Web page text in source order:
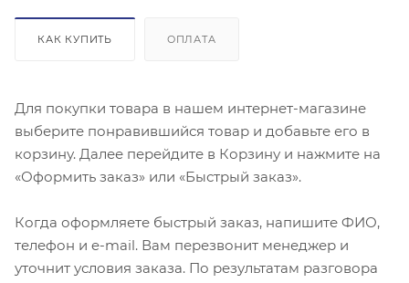
КАК КУПИТЬ ОПЛАТА
Для покупки товара в нашем интернет-магазине
выберите понравившийся товар и добавьте его в
корзину. Далее перейдите в Корзину и нажмите на
«Оформить заказ» или «Быстрый заказ».
Когда оформляете быстрый заказ, напишите ФИО,
телефон и e-mail. Вам перезвонит менеджер и
уточнит условия заказа. По результатам разговора